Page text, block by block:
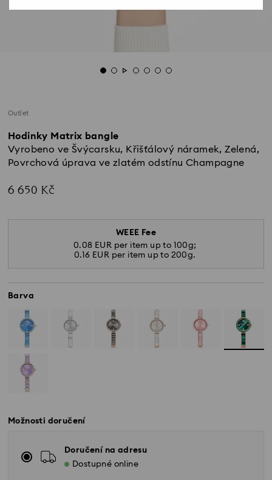
Outlet
Hodinky Matrix bangle
Vyrobeno ve Švýcarsku, Křišťálový náramek, Zelená,
Povrchová úprava ve zlatém odstínu Champagne
6 650 Kč
WEEE Fee
0.08 EUR per item up to 100g;
0.16 EUR per item up to 200g.
Barva
Možnosti doručení
Doručení na adresu
Dostupné online